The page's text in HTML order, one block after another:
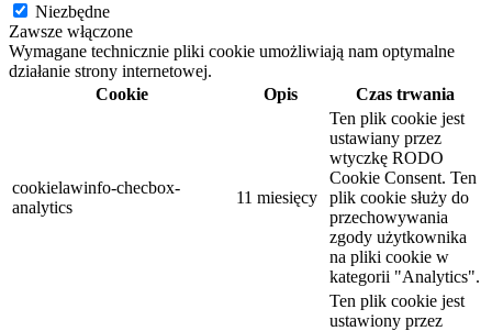
Niezbędne
Zawsze włączone
Wymagane technicznie pliki cookie umożliwiają nam optymalne
działanie strony internetowej.
Cookie
Opis Czas trwania
cookielawinfo-checbox-
analytics
11 miesięcy
Ten plik cookie jest
ustawiany przez
wtyczkę RODO
Cookie Consent. Ten
plik cookie służy do
przechowywania
zgody użytkownika
na pliki cookie w
kategorii "Analytics".
Ten plik cookie jest
ustawiony przez